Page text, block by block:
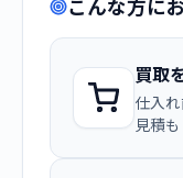
こんな方に
買取
仕入
見積